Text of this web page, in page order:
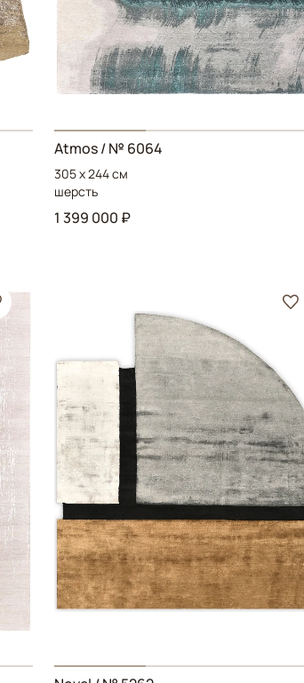
Atmos/ № 6064
305 x 244 см
шерсть
1 399 000 ₽